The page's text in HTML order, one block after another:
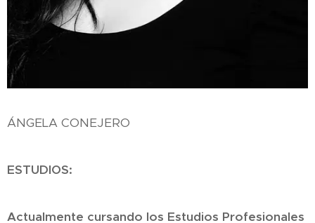
ÁNGELA CONEJERO
ESTUDIOS:
Actualmente cursando los Estudios Profesionales